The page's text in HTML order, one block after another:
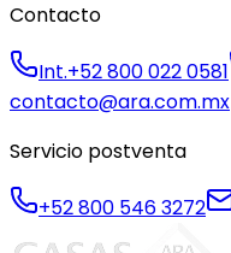
Contacto
Int.+52 800 022 0581
contacto@ara.com.mx
Servicio postventa
+52 800 546 3272